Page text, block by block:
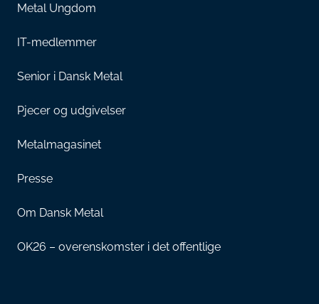
Metal Ungdom
IT-medlemmer
Senior i Dansk Metal
Pjecer og udgivelser
Metalmagasinet
Presse
Om Dansk Metal
OK26 – overenskomster i det offentlige